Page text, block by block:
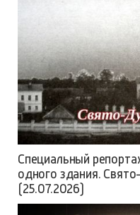
Специальный
одного здания.
(25.07.2026)